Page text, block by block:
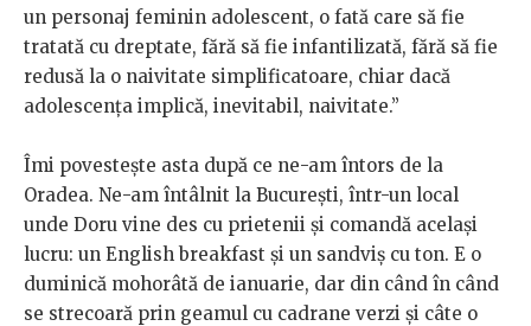
un personaj feminin adolescent, o fată care să fie
tratată cu dreptate, fără să fie infantilizată, fără să fie
redusă la o naivitate simplificatoare, chiar dacă
adolescența implică, inevitabil, naivitate.”
Îmi povestește asta după ce ne-am întors de la
Oradea. Ne-am întâlnit la București, într-un local
unde Doru vine des cu prietenii și comandă același
lucru: un English breakfast și un sandviș cu ton. E o
duminică mohorâtă de ianuarie, dar din când în când
se strecoară prin geamul cu cadrane verzi și câte o